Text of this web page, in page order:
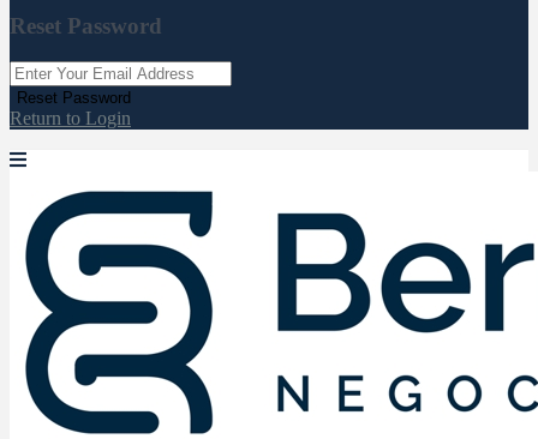
Reset Password
Reset Password
Return to Login